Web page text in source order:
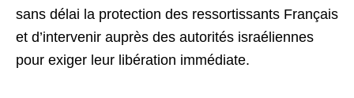
sans délai la protection des ressortissants Français
et d’intervenir auprès des autorités israéliennes
pour exiger leur libération immédiate.